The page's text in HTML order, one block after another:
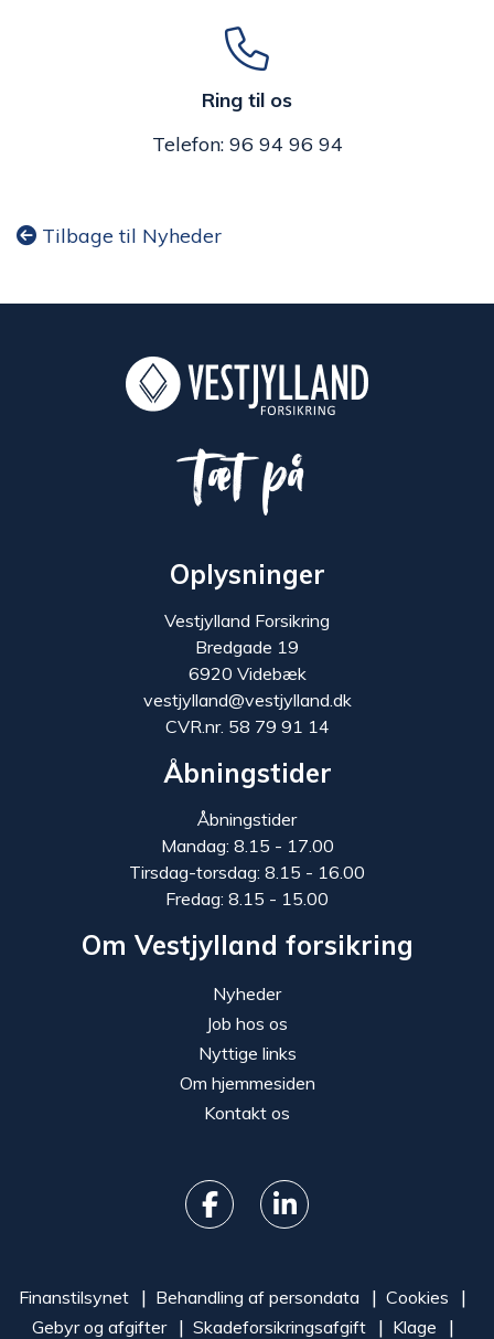
Ring til os
Telefon: 96 94 96 94
Tilbage til Nyheder
Tæt på
Oplysninger
Vestjylland Forsikring
Bredgade 19
6920 Videbæk
vestjylland@vestjylland.dk
CVR.nr. 58 79 91 14
Åbningstider
Åbningstider
Mandag: 8.15 - 17.00
Tirsdag-torsdag: 8.15 - 16.00
Fredag: 8.15 - 15.00
Om Vestjylland forsikring
Nyheder
Job hos os
Nyttige links
Om hjemmesiden
Kontakt os
Finanstilsynet Behandling af persondata
Cookies
Gebyr og afgifter
Skadeforsikringsafgift Klage